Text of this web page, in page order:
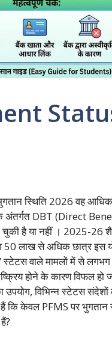
स्थिति 2026 वह
के अंतर्गत DBT (Direct
है या नहीं । 2025-26
50 लाख से अधिक छात्र इस
स्टेटस वाले मामलों में से
होने के कारण विफल हो
उपयोग, विभिन्न स्टेटस
हैं कि केवल PFMS पर भुगतान